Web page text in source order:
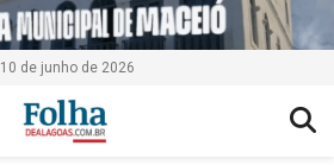
10 de junho de 2026